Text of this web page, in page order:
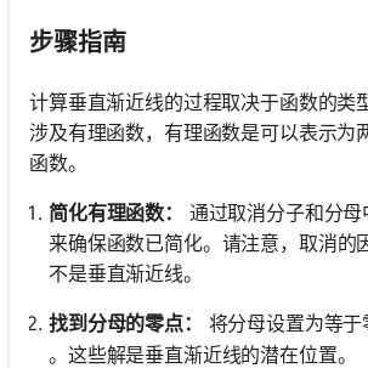
步骤指南
计算垂直渐近线的过程取决于函数的类
涉及有理函数，有理函数是可以表示为
函数。
简化有理函数：
通过取消分子和分
来确保函数已简化。请注意，取消的
不是垂直渐近线。
找到分母的零点： 将分母设置为等
。这些解是垂直渐近线的潜在位置。